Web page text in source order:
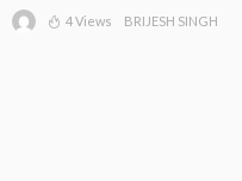
4 Views BRIJESH SINGH